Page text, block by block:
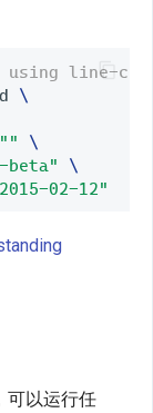
line-
\
"" \
beta" \
02-12"
可以运行任